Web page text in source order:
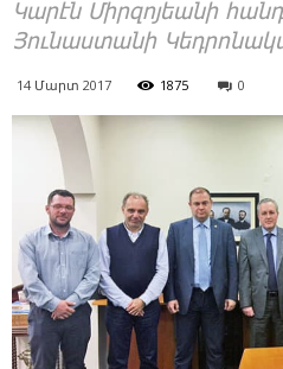
­Կարէն Միրզոյեանի
Յունաստանի
14 Մարտ 2017 1875 0